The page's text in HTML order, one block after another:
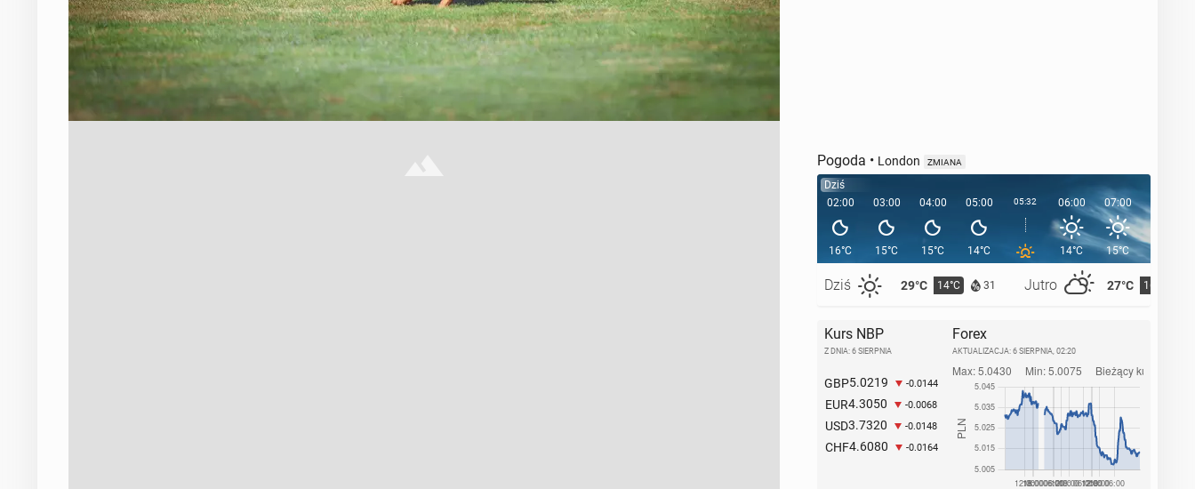
Pogoda • London ZMIANA
Dziś
02:00
16°C
Dziś 29°C 14°C 31 Jutro 27°C 16°C
03:00
15°C
04:00
15°C
05:00
14°C
05:32 06:00
14°C
07:00
15°C
08:00
Kurs NBP
Z DNIA: 6 SIERPNIA
GBP5.0219 -0.0144
EUR4.3050 -0.0068
USD3.7320 -0.0148
CHF4.6080 -0.0164
Forex
AKTUALIZACJA: 6 SIERPNIA, 02:20